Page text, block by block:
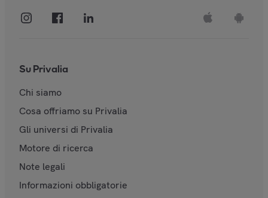
Su Privalia
Chi siamo
Cosa offriamo su Privalia
Gli universi di Privalia
Motore di ricerca
Note legali
Informazioni obbligatorie